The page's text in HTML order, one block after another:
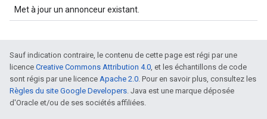
Met à jour un annonceur existant.
Sauf indication contraire, le contenu de cette page est régi par une
licence Creative Commons Attribution 4.0, et les échantillons de code
sont régis par une licence Apache 2.0. Pour en savoir plus, consultez les
Règles du site Google Developers. Java est une marque déposée
d'Oracle et/ou de ses sociétés affiliées.